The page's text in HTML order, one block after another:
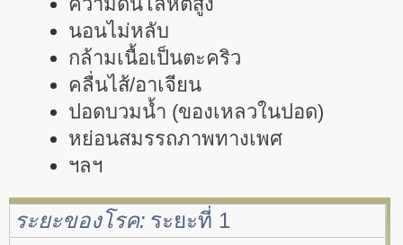
นอนไม่หลับ
กล้ามเนื้อเป็นตะคริว
คลื่นไส้/อาเจียน
ปอดบวมน้ำ (ของเหลวในปอด)
หย่อนสมรรถภาพทางเพศ
ฯลฯ
ระยะของโรค ระยะที่ 1